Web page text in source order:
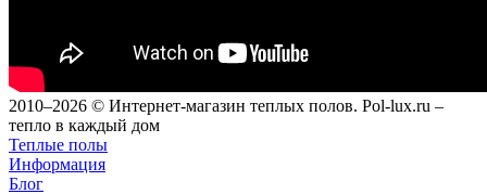
2010–2026 © Интернет-магазин теплых полов. Pol-lux.ru –
тепло в каждый дом
Теплые полы
Информация
Блог